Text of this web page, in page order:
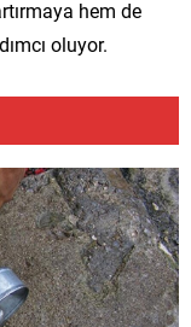
hem de
oluyor.